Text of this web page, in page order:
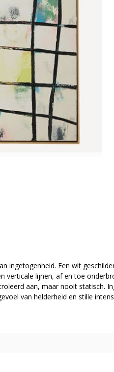
ingetogenheid. Een wit
verticale lijnen, af en toe
aan, maar nooit statisch.
van helderheid en stille